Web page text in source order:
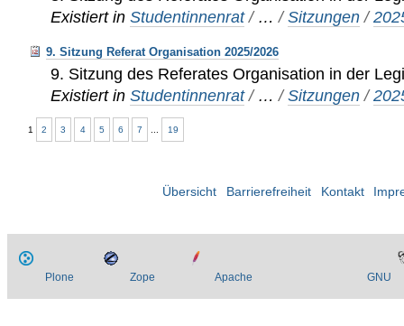
Existiert in Studentinnenrat / …/Sitzungen /
9. Sitzung Referat Organisation 2025/2026
9. Sitzung des Referates Organisation in der
Existiert in Studentinnenrat / …/Sitzungen /
1 2 3 4 5 6 7 19
Übersicht Barrierefreiheit Kontakt
Plone Zope Apache GNU